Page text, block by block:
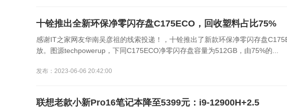
十铨推出全新环保净零闪存盘C175ECO，回收塑料占比75%
感谢IT之家网友华南吴彦祖的线索投递！，十铨推出了新款环保净零闪存盘
放。图源techpowerup，下同C175ECO净零闪存盘容量为512GB，由75%的...
发布：2023-06-06 20:42:00
联想老款小新Pro16笔记本降至5399元：i9-12900H+2.5